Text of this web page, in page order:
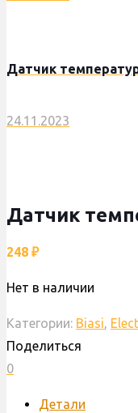
Датчик
24.11.2023
Датчик
248 ₽
Нет в наличии
Категории: Biasi,
Поделиться
0
Детали